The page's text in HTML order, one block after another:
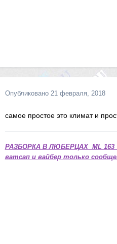
Опубликовано 21 февраля, 2018
самое простое это климат и
РАЗБОРКА В ЛЮБЕРЦАХ ML 163
ватсап и вайбер только